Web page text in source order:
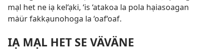
mạl het ne iạ kel‘ạki, ‘is ‘atakoa la pola hạiasoagan
mȧür fakkạunohoga la ‘oaf‘oaf.
IẠ MẠL HET SE VÄVÄNE